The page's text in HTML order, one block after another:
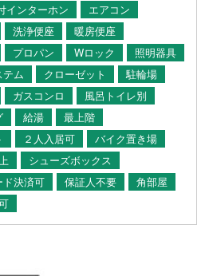
インターホン
エアコン
洗浄便座
暖房便座
プロパン Wロック
照明器具
テム
クローゼット
駐輪場
ガスコンロ
風呂トイレ別
給湯
最上階
２人入居可
バイク置き場
シューズボックス
決済可
保証人不要
角部屋